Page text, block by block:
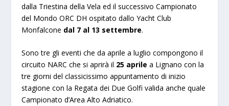
dalla Triestina della Vela ed il successivo Campionato
del Mondo ORC DH ospitato dallo Yacht Club
Monfalcone dal 7 al 13 settembre.
Sono tre gli eventi che da aprile a luglio compongono il
circuito NARC che si aprirà il 25 aprile a Lignano con la
tre giorni del classicissimo appuntamento di inizio
stagione con la Regata dei Due Golfi valida anche quale
Campionato d’Area Alto Adriatico.